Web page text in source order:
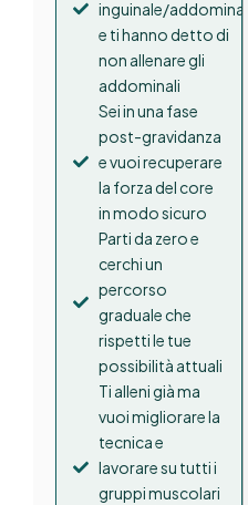
inguinale/addominale
e ti hanno detto di
non allenare gli
addominali
Sei in una fase
post-gravidanza
e vuoi recuperare
la forza del core
in modo sicuro
Parti da zero e
cerchi un
percorso
graduale che
rispetti le tue
possibilità attuali
Ti alleni già ma
vuoi migliorare la
tecnica e
lavorare su tutti i
gruppi muscolari